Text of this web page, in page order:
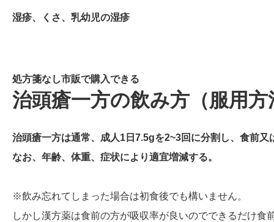
湿疹、くさ、乳幼児の湿疹
処方箋なし市販で購入できる
治頭瘡一方の飲み方（服用方
治頭瘡一方は通常、成人1日7.5gを2~3回に分割し、食前又
なお、年齢、体重、症状により適宜増減する。
※飲み忘れてしまった場合は初食後でも構いません。
しかし漢方薬は食前の方が吸収率が良いのでできるだけ食